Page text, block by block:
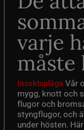
varje
måste
Insektsplåga Vår
mygg, knott och
flugor och
styngflugor, och
under hösten.